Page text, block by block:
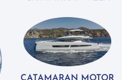
CATAMARAN MOTOR